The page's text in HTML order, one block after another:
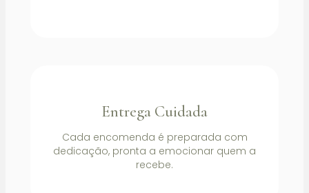
Entrega Cuidada
Cada encomenda é preparada com
dedicação, pronta a emocionar quem a
recebe.